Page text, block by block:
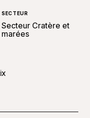
SECTEUR
Secteur Cratère et
marées